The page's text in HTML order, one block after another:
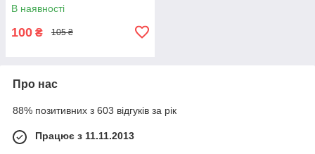
В наявності
100 ₴ 105 ₴
Про нас
88% позитивних з 603 відгуків за рік
Працює з 11.11.2013